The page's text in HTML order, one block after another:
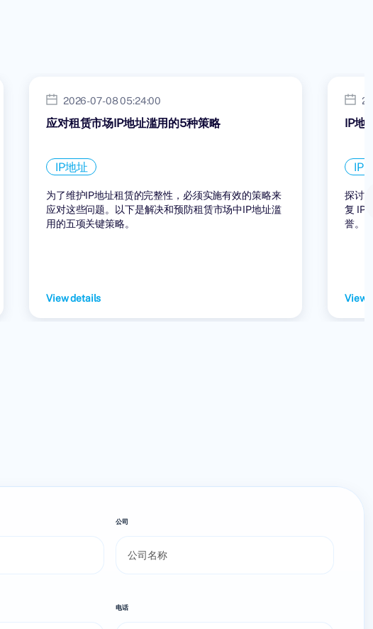
2026-07-08 05:24:00
应对租赁市场IP地址滥用的5种策略
IP地址
为了维护IP地址租赁的完整性，必须实施有效的策略来
应对这些问题。以下是解决和预防租赁市场中IP地址滥
用的五项关键策略。
View details
IP地
IP
探讨
复 IP
誉。
View
公司
电话